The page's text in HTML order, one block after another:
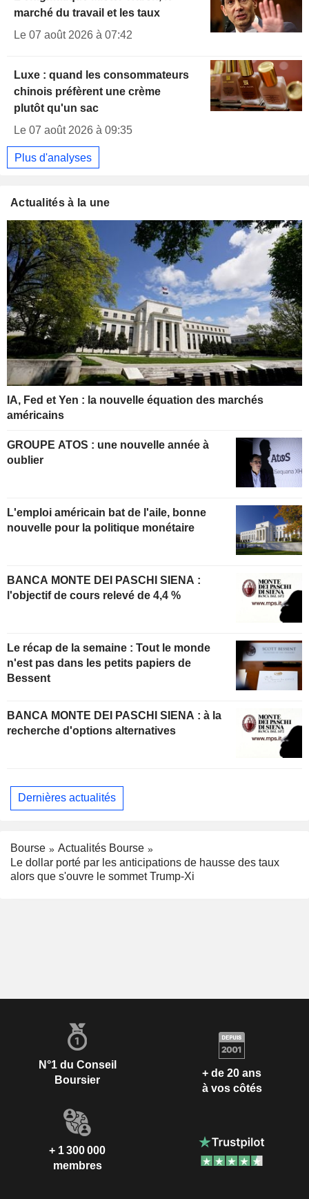
marché du travail et les taux
Le 07 août 2026 à 07:42
Luxe : quand les consommateurs
chinois préfèrent une crème
plutôt qu'un sac
Le 07 août 2026 à 09:35
Plus d'analyses
Actualités à la une
IA, Fed et Yen : la nouvelle équation des marchés
américains
GROUPE ATOS : une nouvelle année à
oublier
L'emploi américain bat de l'aile, bonne
nouvelle pour la politique monétaire
BANCA MONTE DEI PASCHI SIENA :
l'objectif de cours relevé de 4,4 %
Le récap de la semaine : Tout le monde
n'est pas dans les petits papiers de
Bessent
BANCA MONTE DEI PASCHI SIENA : à la
recherche d'options alternatives
Dernières actualités
Bourse
Actualités Bourse
Le dollar porté par les anticipations de hausse des taux
alors que s'ouvre le sommet Trump-Xi
N°1 du Conseil
Boursier
+ de 20 ans
à vos côtés
+ 1 300 000
membres